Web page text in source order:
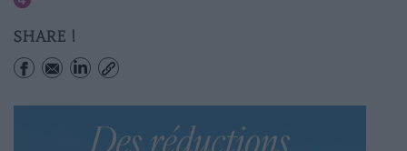
SHARE !